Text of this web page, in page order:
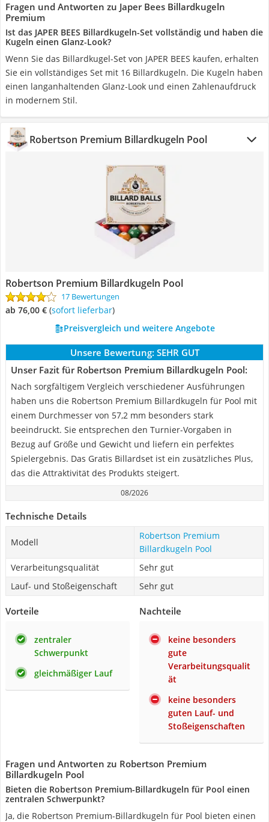
Fragen und Antworten zu Japer Bees Billardkugeln
Premium
Ist das JAPER BEES Billardkugeln-Set vollständig und haben die
Kugeln einen Glanz-Look?
Wenn Sie das Billardkugel-Set von JAPER BEES kaufen, erhalten
Sie ein vollständiges Set mit 16 Billardkugeln. Die Kugeln haben
einen langanhaltenden Glanz-Look und einen Zahlenaufdruck
in modernem Stil.
Robertson Premium Billardkugeln Pool
Robertson Premium Billardkugeln Pool
17 Bewertungen
ab 76,00 € ( Sofort lieferbar)
Preisvergleich und weitere Angebote
Unsere Bewertung: SEHR GUT
Unser Fazit für Robertson Premium Billardkugeln Pool:
Nach sorgfältigem Vergleich verschiedener Ausführungen
haben uns die Robertson Premium Billardkugeln für Pool mit
einem Durchmesser von 57,2 mm besonders stark
beeindruckt. Sie entsprechen den Turnier-Vorgaben in
Bezug auf Größe und Gewicht und liefern ein perfektes
Spielergebnis. Das Gratis Billardset ist ein zusätzliches Plus,
das die Attraktivität des Produkts steigert.
08/2026
Technische Details
Modell
Robertson Premium
Billardkugeln Pool
Verarbeitungsqualität
Sehr gut
Lauf- und Stoßeigenschaft
Sehr gut
Vorteile
zentraler
Schwerpunkt
gleichmäßiger Lauf
Nachteile
keine besonders
gute
Verarbeitungsqualit
ät
keine besonders
guten Lauf- und
Stoßeigenschaften
Fragen und Antworten zu Robertson Premium
Billardkugeln Pool
Bieten die Robertson Premium-Billardkugeln für Pool einen
zentralen Schwerpunkt?
Ja, die Robertson Premium-Billardkugeln für Pool bieten einen